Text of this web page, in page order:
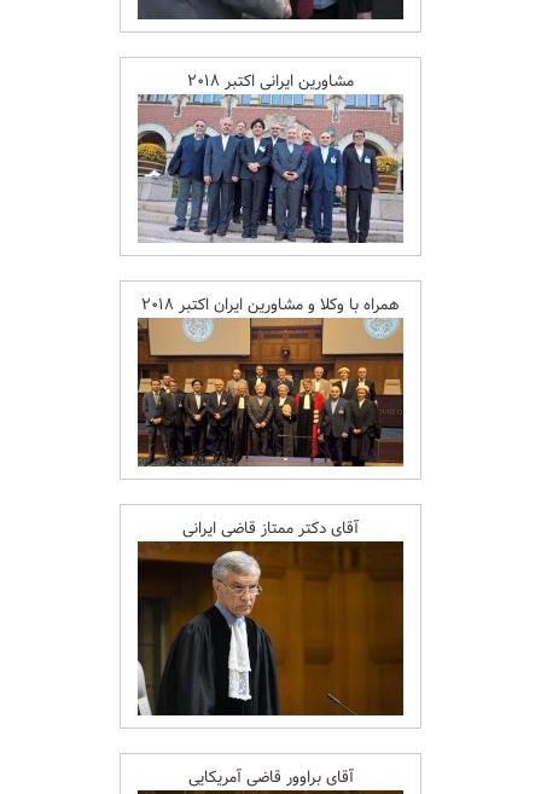
مشاورین ایرانی اکتبر ۲۰۱۸
همراه با وکلا و مشاورین ایران اکتبر ۲۰۱۸
آقای دکتر ممتاز قاضی ایرانی
آقای براوور قاضی آمریکایی